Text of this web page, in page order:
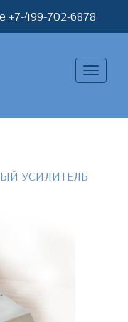
+7-499-702-6878
Toggle
УСИЛИТЕЛЬ